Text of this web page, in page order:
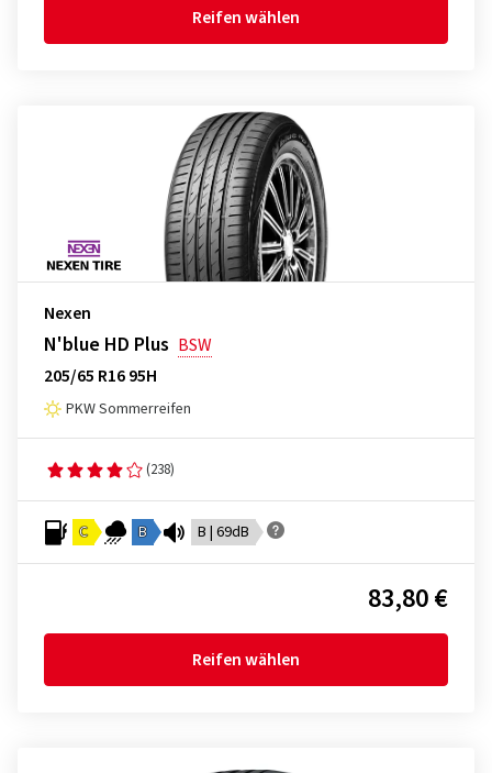
Reifen wählen
Nexen
N'blue HD Plus BSW
205/65 R16 95H
PKW Sommerreifen
(238)
C B B | 69dB
83,80 €
Reifen wählen